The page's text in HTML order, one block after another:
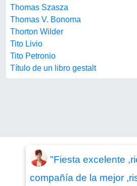
Thomas Szasza
Thomas V. Bonoma
Thorton Wilder
Tito Livio
Tito Petronio
Título de un libro gestalt
"Fiesta excelente
compañía de la mejor